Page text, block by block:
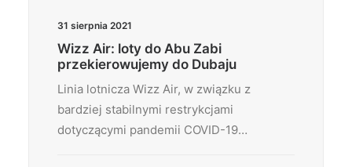
31 sierpnia 2021
Wizz Air: loty do Abu Zabi
przekierowujemy do Dubaju
Linia lotnicza Wizz Air, w związku z
bardziej stabilnymi restrykcjami
dotyczącymi pandemii COVID-19…